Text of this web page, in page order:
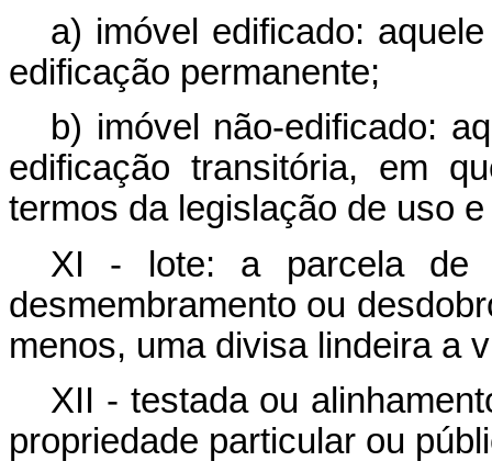
a) imóvel edificado:
edificação permanente;
b) imóvel não-edificado:
edificação transitória, em
termos da legislação de uso
XI - lote: a parcela de
desmembramento ou
menos, uma divisa lindeira a
XII - testada ou
propriedade particular ou